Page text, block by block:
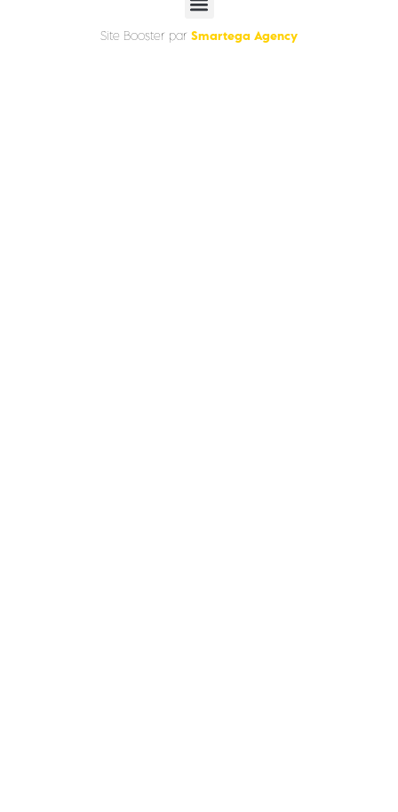
Site Booster par Smartega Agency